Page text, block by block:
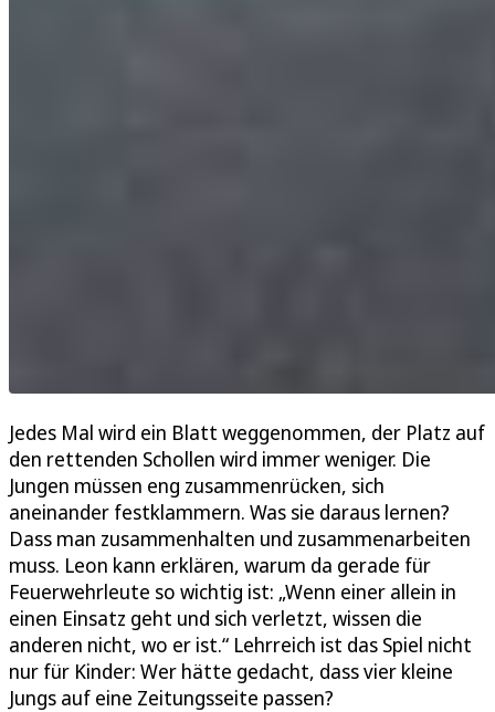
Jedes Mal wird ein Blatt weggenommen, der Platz auf
den rettenden Schollen wird immer weniger. Die
Jungen müssen eng zusammenrücken, sich
aneinander festklammern. Was sie daraus lernen?
Dass man zusammenhalten und zusammenarbeiten
muss. Leon kann erklären, warum da gerade für
Feuerwehrleute so wichtig ist: „Wenn einer allein in
einen Einsatz geht und sich verletzt, wissen die
anderen nicht, wo er ist.“ Lehrreich ist das Spiel nicht
nur für Kinder: Wer hätte gedacht, dass vier kleine
Jungs auf eine Zeitungsseite passen?